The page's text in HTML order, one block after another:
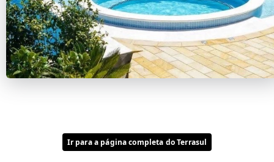
Ir para a página completa do Terrasul